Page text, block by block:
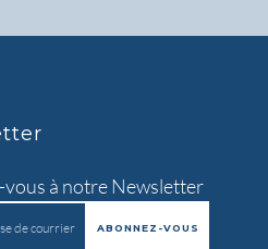
vous à notre Newsletter